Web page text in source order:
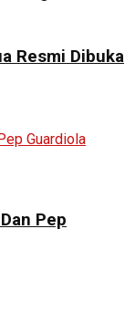
Resmi Dibuka
Pep